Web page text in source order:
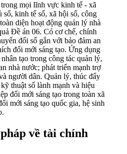
mọi lĩnh vực kinh tế - xã
kinh tế số, xã hội số, công
diện hoạt động quản lý nhà
Đề án 06. Có cơ chế, chính
đổi số gắn với bảo đảm an
đổi mới sáng tạo. Ứng dụng
tạo trong công tác quản lý,
nhà nước; phát triển mạnh trợ
người dân. Quản lý, thúc đẩy
thuật số lành mạnh và hiệu
đổi mới sáng tạo trong toàn xã
mới sáng tạo quốc gia, hệ sinh
về tài chính